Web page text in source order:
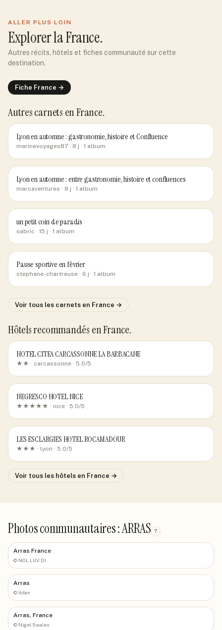
ALLER PLUS LOIN
Explorerla France.
Autres récits, hôtels et fiches communauté sur cette
destination.
Fiche France →
Autres carnets en France.
Lyon en automne : gastronomie, histoire et Confluence
marinevoyages87 · 8 j · 1 album
Lyon en automne : entre gastronomie, histoire et confluences
marcaventures · 8 j · 1 album
un petit coin de paradis
sabric · 15 j · 1 album
Pause sportive en février
stephane-chartreuse · 6 j · 1 album
Voir tous les carnets en France →
Hôtels recommandés en France.
HOTEL CITEA CARCASSONNE LA BARBACANE
★★ · carcassonne · 5.0/5
NEGRESCO HOTEL NICE
★★★★★ · nice · 5.0/5
LES ESCLARGIES HOTEL ROCAMADOUR
★★★ · lyon · 5.0/5
Voir tous les hôtels en France →
Photos communautaires : ARRAS ?
Arras France
© NOL LUV DI
Arras
© ltdan
Arras, France
© Nigel Swales